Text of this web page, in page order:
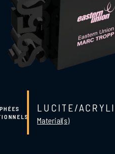
LUCITE/
Material(s)